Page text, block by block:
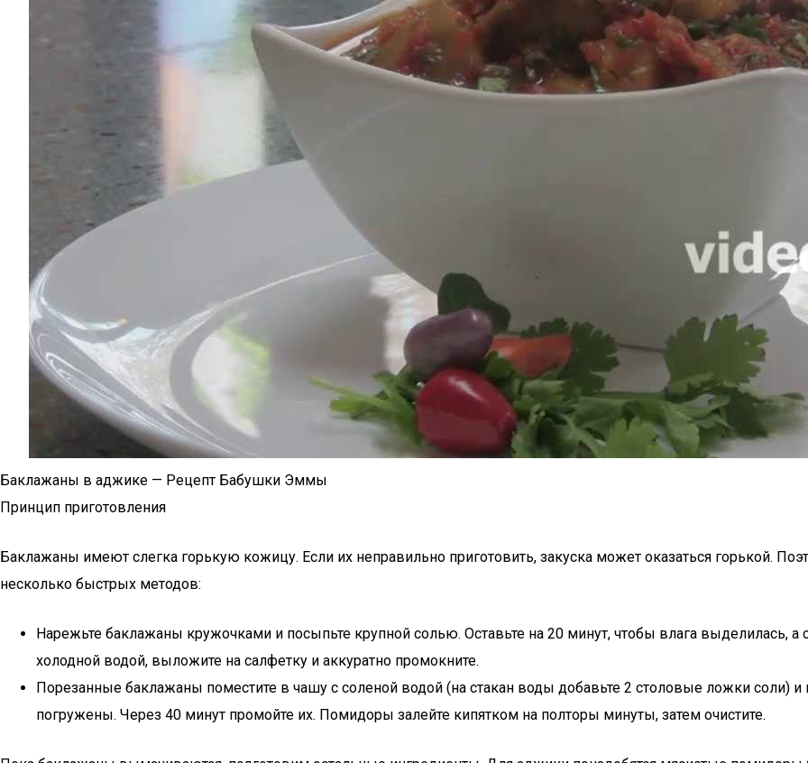
Баклажаны в аджике — Рецепт Бабушки Эммы
Принцип приготовления
Баклажаны имеют слегка горькую кожицу. Если их неправильно приготовить, закуска может оказаться горькой.
несколько быстрых методов:
Нарежьте баклажаны кружочками и посыпьте крупной солью. Оставьте на 20 минут, чтобы влага выделилась, а
холодной водой, выложите на салфетку и аккуратно промокните.
Порезанные баклажаны поместите в чашу с соленой водой (на стакан воды добавьте 2 столовые ложки соли)
погружены. Через 40 минут промойте их. Помидоры залейте кипятком на полторы минуты, затем очистите.